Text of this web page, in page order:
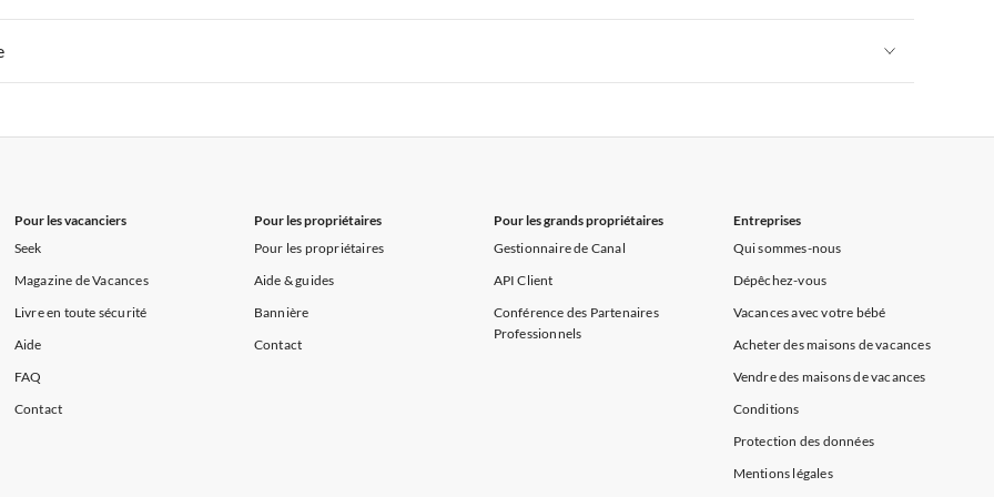
de Vacances à la Normandie Appartements de Vacances à Sud de la France Appartements de Vacances à Provence
de Vacances à Paris-Ile de France
de Vacances à la Normandie Appartements de Vacances à Sud de la France Appartements de Vacances à Provence
Pour les vacanciers
Seek
Magazine de Vacances
Livre en toute sécurité
Aide
FAQ
Contact
Pour les propriétaires
Pour les propriétaires
Aide & guides
Bannière
Contact
Pour les grands propriétaires
Gestionnaire de Canal
API Client
Conférence des Partenaires
Professionnels
Entreprises
Qui sommes-nous
Dépêchez-vous
Vacances avec votre bébé
Acheter des maisons de vacances
Vendre des maisons de vacances
Conditions
Protection des données
Mentions légales